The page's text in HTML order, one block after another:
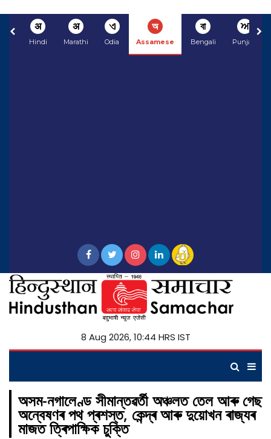
अ
Hindi
अ
Marathi
ଏ
Odia
অ
Assamese
বা
Bengali
ਅ
Punjabi
8 Aug 2026, 10:44 HRS IST
অসম-নগালেণ্ড সীমান্তৱৰ্তী অঞ্চলত তেল আৰু গেছ
অন্বেষণৰ পথ প্ৰশস্ত, কেন্দ্ৰ আৰু দুয়োখন ৰাজ্যৰ
মাজত ত্ৰিপাক্ষিক চুক্তি